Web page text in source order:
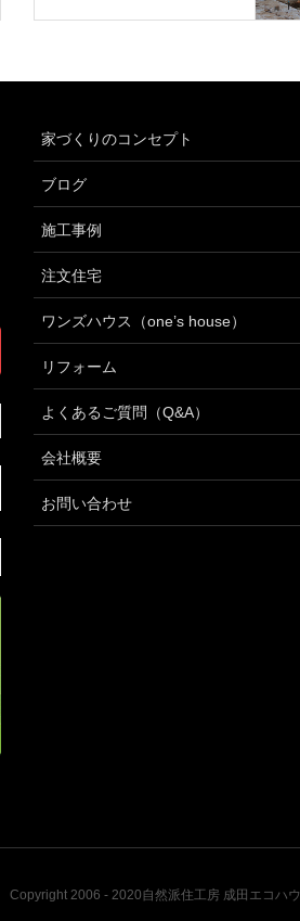
家づくりのコンセプト
ブログ
施工事例
注文住宅
ワンズハウス（one’s house）
リフォーム
よくあるご質問（Q&A）
会社概要
お問い合わせ
Copyright 2006 - 2020自然派住工房 成田エコハ